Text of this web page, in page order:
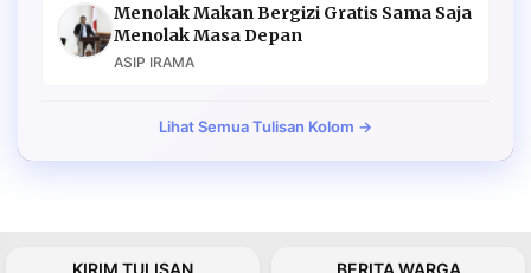
Menolak Makan Bergizi Gratis Sama Saja
Menolak Masa Depan
ASIP IRAMA
Lihat Semua Tulisan Kolom →
KIRIM TULISAN BERITA WARGA